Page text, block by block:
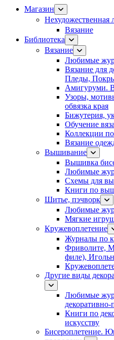
Магазин
Нехудожественная
Вязание
Библиотека
Вязание
Любимые
Вязание для
Пледы,
Амигуруми.
Узоры,
обвязка края
Бижутерия,
Обучение
Коллекции
Вязание
Вышивание
Вышивка
Любимые
Схемы для
Книги по
Шитье, пэчворк
Любимые
Мягкие
Кружевоплетение
Журналы по
Фриволите,
филе),
Другие виды
Любимые
декоративно-
Книги по
искусству
Бисероплетение.